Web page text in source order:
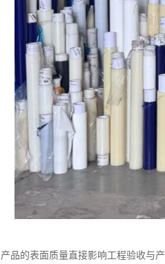
产品的表面质量直接影响工程验收与